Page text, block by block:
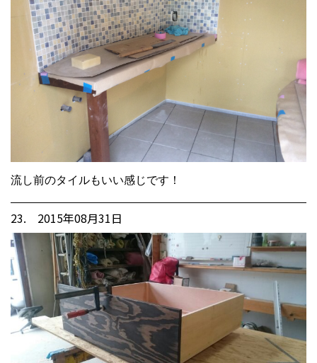
流し前のタイルもいい感じです！
23. 2015年08月31日